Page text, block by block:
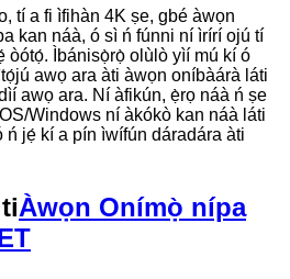
tí a fi ìfihàn 4K ṣe, gbé àwọn
kan náà, ó sì ń fúnni ní ìrírí ojú tí
òótọ́. Ìbánisọ̀rọ̀ olùlò yìí mú kí ó
awọ ara àti àwọn oníbàárà láti
awọ ara. Ní àfikún, ẹ̀rọ náà ń ṣe
Windows ní àkókò kan náà láti
ń jẹ́ kí a pín ìwífún dáradára àti
Àwọn Onímọ̀ nípa